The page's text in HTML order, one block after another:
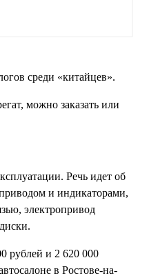
среди «китайцев».
можно заказать или
Речь идет об
и индикаторами,
электропривод
рублей и 2 620 000
в Ростове-на-